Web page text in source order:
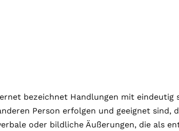
bezeichnet Handlungen mit eindeutig
Person erfolgen und geeignet sind,
oder bildliche Äußerungen, die als